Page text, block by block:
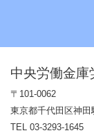
中央労働金庫
〒101-0062
東京都千代田区神
TEL 03-3293-1645